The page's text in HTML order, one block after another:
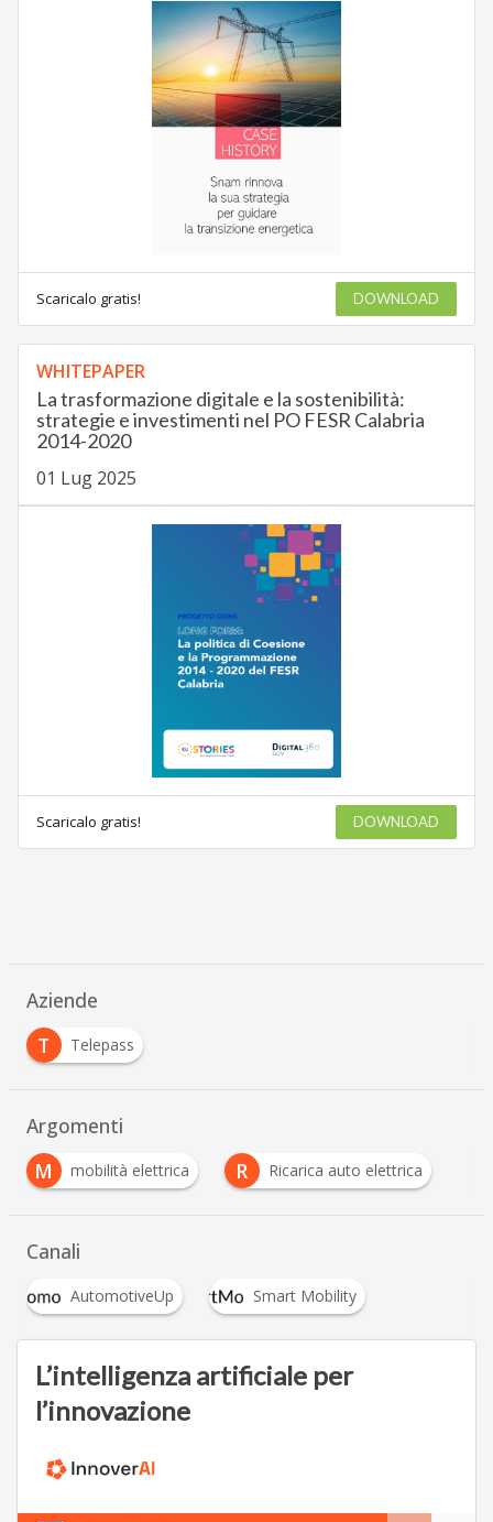
Scaricalo gratis! DOWNLOAD
WHITEPAPER
La trasformazione digitale e la sostenibilità:
strategie e investimenti nel PO FESR Calabria
2014-2020
01 Lug 2025
Scaricalo gratis! DOWNLOAD
Aziende
T
Telepass
Argomenti
M
mobilità elettrica R Ricarica auto elettrica
Canali
AutomotiveUp Smart Mobility
L’intelligenza artificiale per
l’innovazione